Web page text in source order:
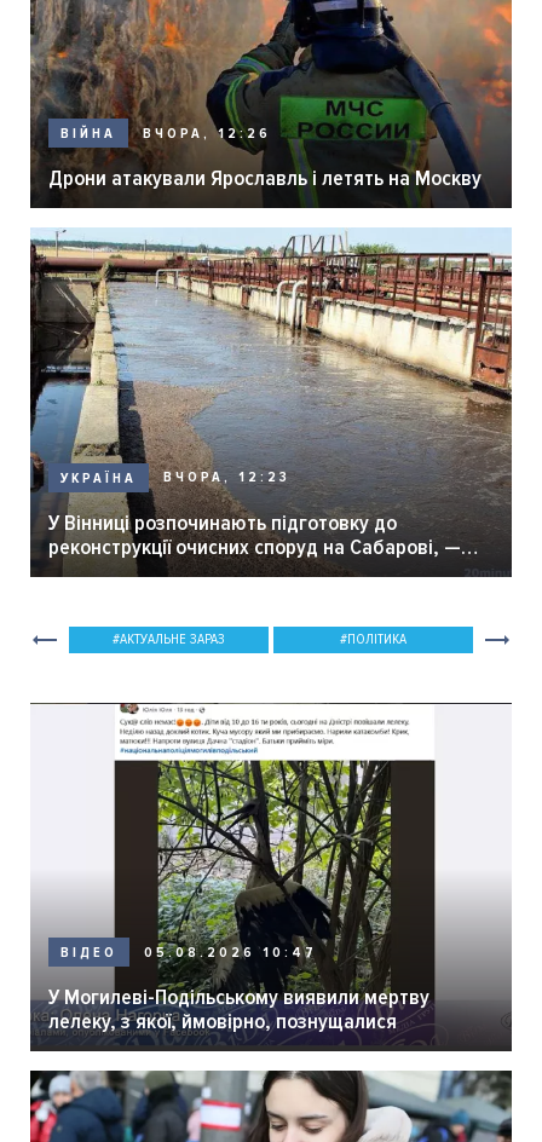
ВІЙНА ВЧОРА, 12:26
Дрони атакували Ярославль і летять на Москву
УКРАЇНА ВЧОРА, 12:23
У Вінниці розпочинають підготовку до
реконструкції очисних споруд на Сабарові, —
мер Вінниці.
АКТУАЛЬНЕ ЗАРАЗ ПОЛІТИКА
ВІДЕО 05.08.2026 10:47
У Могилеві-Подільському виявили мертву
лелеку, з якої, ймовірно, познущалися